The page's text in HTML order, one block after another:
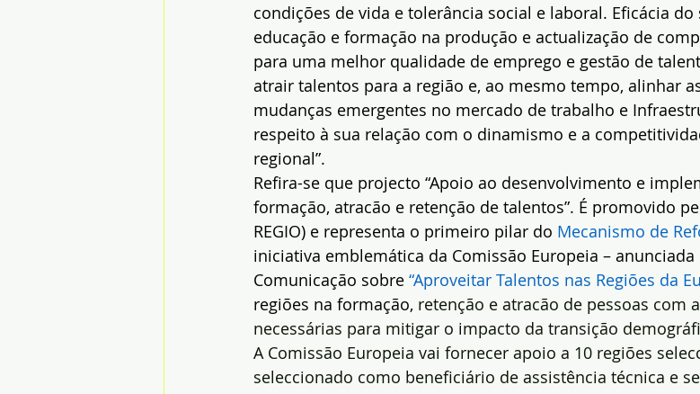
condições de vida e tolerância social e laboral. Eficácia
educação e formação na produção e actualização de
para uma melhor qualidade de emprego e gestão de
atrair talentos para a região e, ao mesmo tempo, alinhar
mudanças emergentes no mercado de trabalho e
respeito à sua relação com o dinamismo e a
regional”.
Refira-se que projecto “Apoio ao desenvolvimento e
formação, atracão e retenção de talentos”. É promovido
REGIO) e representa o primeiro pilar do Mecanismo de
iniciativa emblemática da Comissão Europeia –
Comunicação sobre “Aproveitar Talentos nas Regiões da
regiões na formação, retenção e atracão de pessoas com
necessárias para mitigar o impacto da transição
A Comissão Europeia vai fornecer apoio a 10 regiões
seleccionado como beneficiário de assistência técnica e